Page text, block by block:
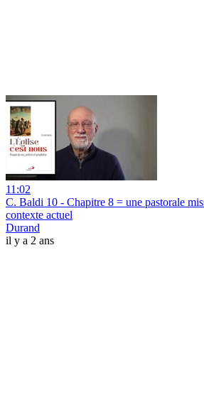
11:02
C. Baldi 10 - Chapitre 8 = une pastorale
contexte actuel
Durand
il y a 2 ans